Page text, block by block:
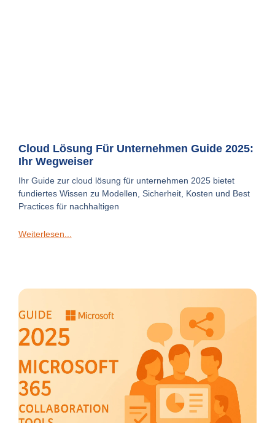
Cloud Lösung Für Unternehmen Guide 2025:
Ihr Wegweiser
Ihr Guide zur cloud lösung für unternehmen 2025 bietet
fundiertes Wissen zu Modellen, Sicherheit, Kosten und Best
Practices für nachhaltigen
Weiterlesen...